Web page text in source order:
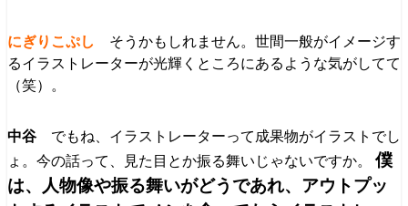
そうかもしれません。世間一般がイメージす
るイラストレーターが光輝くところにあるような気がしてて
（笑）。
でもね、イラストレーターって成果物がイラストでし
ょ。今の話って、見た目とか振る舞いじゃないですか。 僕
は、人物像や振る舞いがどうであれ、アウトプッ